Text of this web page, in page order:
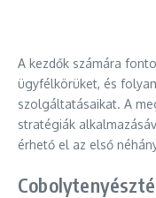
A kezdők számára
ügyfélkörüket, és
szolgáltatásaikat. A
stratégiák
érhető el az első